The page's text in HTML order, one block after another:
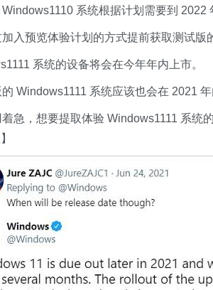
系统根据计划需要到 2022
预览体验计划的方式提前获取测试版的
系统的设备将会在今年年内上市。
系统应该也会在 2021 年
，想要提取体验 Windows1111 系统的